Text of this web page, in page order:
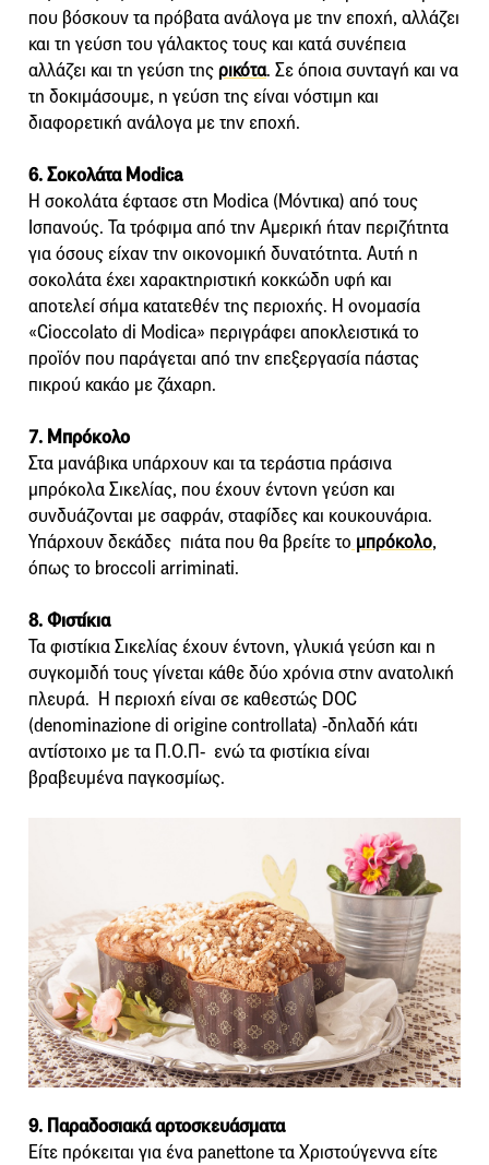
που βόσκουν τα πρόβατα ανάλογα με την εποχή, αλλάζει
και τη γεύση του γάλακτος τους και κατά συνέπεια
αλλάζει και τη γεύση τηςρικότα. Σε όποια συνταγή και να
τη δοκιμάσουμε, η γεύση της είναι νόστιμη και
διαφορετική ανάλογα με την εποχή.
6. Σοκολάτα Modica
Η σοκολάτα έφτασε στη Modica (Μόντικα) από τους
Ισπανούς. Τα τρόφιμα από την Αμερική ήταν περιζήτητα
για όσους είχαν την οικονομική δυνατότητα. Αυτή η
σοκολάτα έχει χαρακτηριστική κοκκώδη υφή και
αποτελεί σήμα κατατεθέν της περιοχής. Η ονομασία
«Cioccolato di Modica» περιγράφει αποκλειστικά το
προϊόν που παράγεται από την επεξεργασία πάστας
πικρού κακάο με ζάχαρη.
7. Μπρόκολο
Στα μανάβικα υπάρχουν και τα τεράστια πράσινα
μπρόκολα Σικελίας, που έχουν έντονη γεύση και
συνδυάζονται με σαφράν, σταφίδες και κουκουνάρια.
Υπάρχουν δεκάδες πιάτα που θα βρείτε το μπρόκολο,
όπως το broccoli arriminati.
8. Φιστίκια
Τα φιστίκια Σικελίας έχουν έντονη, γλυκιά γεύση και η
συγκομιδή τους γίνεται κάθε δύο χρόνια στην ανατολική
πλευρά. Η περιοχή είναι σε καθεστώς DOC
(denominazione di origine controllata) -δηλαδή κάτι
αντίστοιχο με τα Π.Ο.Π- ενώ τα φιστίκια είναι
βραβευμένα παγκοσμίως.
9. Παραδοσιακά αρτοσκευάσματα
Είτε πρόκειται για ένα panettone τα Χριστούγεννα είτε